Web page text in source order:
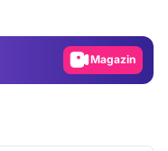
Magazin